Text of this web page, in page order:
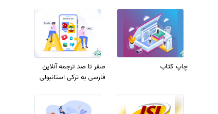
چاپ کتاب
صفر تا صد ترجمه آنلاین
فارسی به ترکی استانبولی